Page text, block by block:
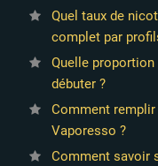
Quel taux de
complet par
Quelle
débuter ?
Comment
Vaporesso ?
Comment savoir